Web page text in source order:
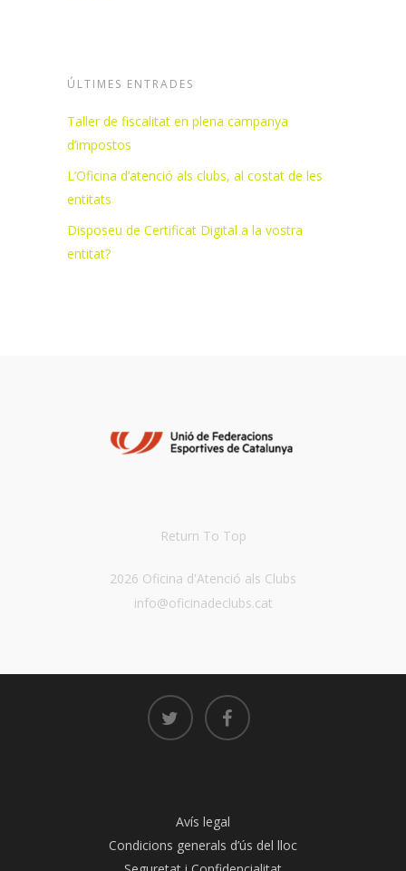
ÚLTIMES ENTRADES
Taller de fiscalitat en plena campanya
d’impostos
L’Oficina d’atenció als clubs, al costat de les
entitats
Disposeu de Certificat Digital a la vostra
entitat?
Return To Top
2026 Oficina d'Atenció als Clubs
info@oficinadeclubs.cat
Avís legal
Condicions generals d’ús del lloc